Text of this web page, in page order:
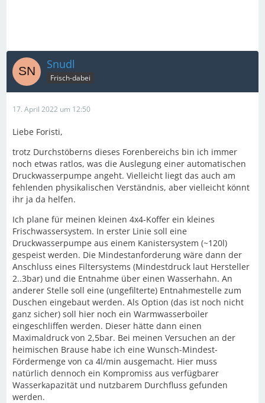
Snudl
Frisch-dabei
17. April 2022 um 12:50
Liebe Foristi,
trotz Durchstöberns dieses Forenbereichs bin ich immer
noch etwas ratlos, was die Auslegung einer automatischen
Druckwasserpumpe angeht. Vielleicht liegt das auch am
fehlenden physikalischen Verständnis, aber vielleicht könnt
ihr ja da helfen.
Ich plane für meinen kleinen 4x4-Koffer ein kleines
Frischwassersystem. In erster Linie soll eine
Druckwasserpumpe aus einem Kanistersystem (~120l)
gespeist werden. Die Mindestanforderung wäre dann der
Anschluss eines Filtersystems (Mindestdruck laut Hersteller
2..3bar) und die Entnahme über einen Wasserhahn. An
anderer Stelle soll eine (ungefilterte) Entnahmestelle zum
Duschen eingebaut werden. Als Option (das ist noch nicht
ganz sicher) soll hier noch ein Warmwasserboiler
eingeschliffen werden. Dieser hätte dann einen
Maximaldruck von 2,5bar. Bei meinen Versuchen an der
heimischen Brause habe ich eine Wunsch-Mindest-
Fördermenge von ca 4l/min ausgemacht. Hier muss
natürlich dennoch ein Kompromiss aus verfügbarer
Wasserkapazität und nutzbarem Durchfluss gefunden
werden.